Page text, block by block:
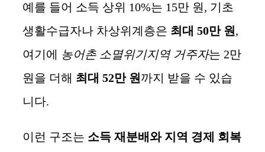
예를 들어 소득 상위 10%는 15만 원, 기초
생활수급자나 차상위계층은 최대 50만 원 ,
여기에 농어촌 소멸위기지역 거주자는 2만
원을 더해 최대 52만 원 까지 받을 수 있습
니다.
이런 구조는 소득 재분배와 지역 경제 회복